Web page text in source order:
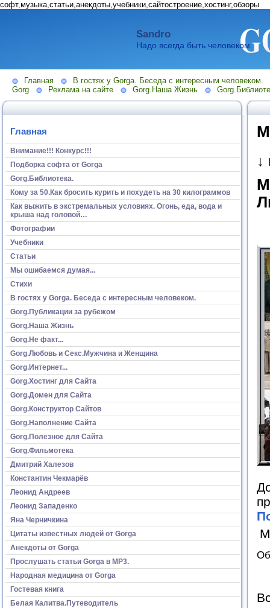
софт,музыка,статьи,анекдоты,учебники,сайтостроение,хостинг,обзоры
Sandro
Надо всегда быть человеком.
Главная
В гостях у Gorga. Беседа с интересным человеком.
Gorg
Реклама на сайте Gorg.Наша Жизнь
Главная
Внимание!!! Конкурс!!!
Подборка софта от Gorga
Gorg.Библиотека.
Кому за 50.Как бросить курить и похудеть на 30 килограммов
Как выжить в экстремальных условиях. Огонь, еда, вода и
крыша над головой…
Фотографии
Учебники
Статьи
Мы ошибаемся думая...
Стихи
В гостях у Gorga. Беседа с интересным человеком.
Gorg.Публикации за рубежом
Gorg.Наша Жизнь
Gorg.Не факт...
Gorg.Любовь и Секс.Мужчина и Женщина
Gorg.Интернет...
Gorg.Хостинг для Сайта
Gorg.Домен для Сайта
Gorg.Конструктор Сайтов
Gorg.Наполнение Сайта
Gorg.Полезное для Сайта
Gorg.Фильмотека
Дмитрий Халезов
Константин Чекмарёв
Леонид Андреев
Леонид Западенко
Яна Черничкина
Цитаты известных людей от Gorga
Анекдоты от Gorga
Прослушать статьи Gorga в МР3.
Народная медицина от Gorga
Гостевая книга
Белая Калитва.Путеводитель